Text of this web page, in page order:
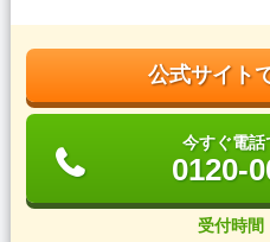
公式サイト
今すぐ電話
0120-
受付時間